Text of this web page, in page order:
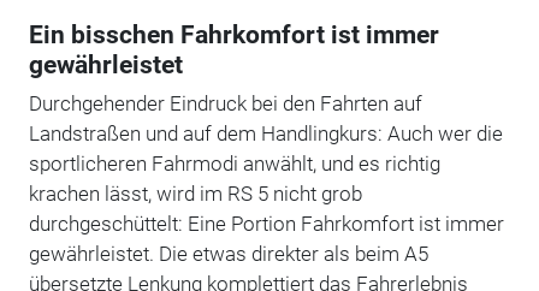
Ein bisschen Fahrkomfort ist immer
gewährleistet
Durchgehender Eindruck bei den Fahrten auf
Landstraßen und auf dem Handlingkurs: Auch wer die
sportlicheren Fahrmodi anwählt, und es richtig
krachen lässt, wird im RS 5 nicht grob
durchgeschüttelt: Eine Portion Fahrkomfort ist immer
gewährleistet. Die etwas direkter als beim A5
übersetzte Lenkung komplettiert das Fahrerlebnis